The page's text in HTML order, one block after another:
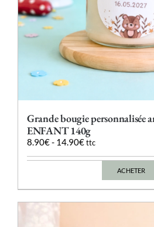
Grande bougie personnalisée
ENFANT 140g
8.90€- 14.90€ ttc
ACHETER
Ce